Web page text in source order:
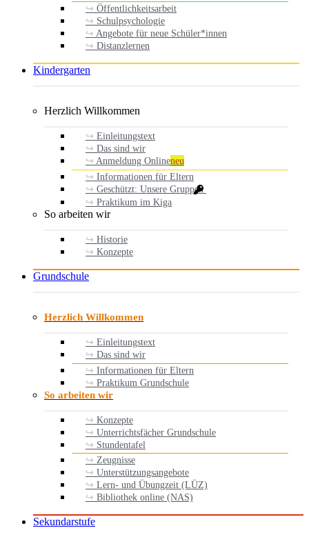
Öffentlichkeitsarbeit
Schulpsychologie
Angebote für neue Schüler*innen
Distanzlernen
Kindergarten
Herzlich Willkommen
Einleitungstext
Das sind wir
Anmeldung Onlineneu
Informationen für Eltern
Geschützt: Unsere Gruppen
Praktikum im Kiga
So arbeiten wir
Historie
Konzepte
Grundschule
Herzlich Willkommen
Einleitungstext
Das sind wir
Informationen für Eltern
Praktikum Grundschule
So arbeiten wir
Konzepte
Unterrichtsfächer Grundschule
Stundentafel
Zeugnisse
Unterstützungsangebote
Lern- und Übungzeit (LÜZ)
Bibliothek online (NAS)
Sekundarstufe